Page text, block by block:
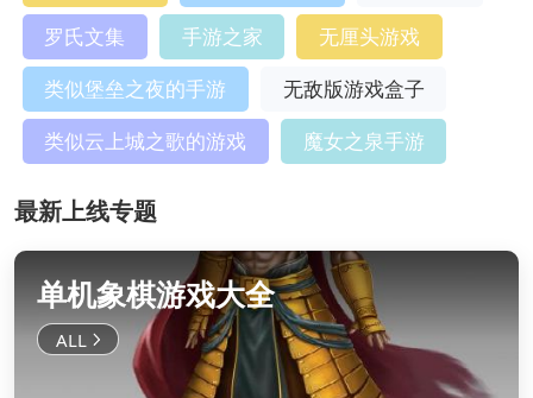
罗氏文集
手游之家
无厘头游戏
类似堡垒之夜的手游
无敌版游戏盒子
类似云上城之歌的游戏
魔女之泉手游
最新上线专题
单机象棋游戏大全